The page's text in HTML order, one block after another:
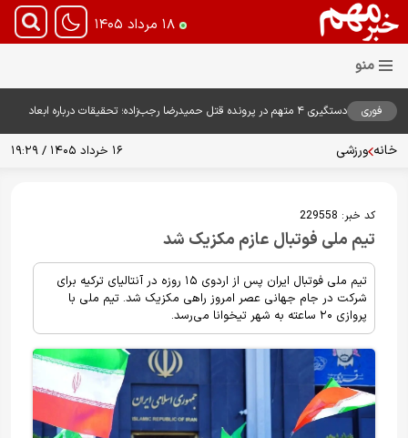
۱۸ مرداد ۱۴۰۵
فوری
دستگیری ۴ متهم در پرونده قتل حمیدرضا رجب‌زاده؛ تحقیقات درباره ابعاد
خانه ورزشی ۱۶ خرداد ۱۴۰۵ / ۱۹:۲۹
کد خبر: 229558
تیم ملی فوتبال عازم مکزیک شد
تیم ملی فوتبال ایران پس از اردوی ۱۵ روزه در آنتالیای ترکیه برای
شرکت در جام جهانی عصر امروز راهی مکزیک شد. تیم ملی با
پروازی ۲۰ ساعته به شهر تیخوانا می‌رسد.